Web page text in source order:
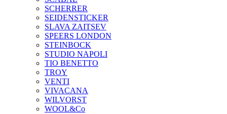
SCHERRER
SEIDENSTICKER
SLAVA ZAITSEV
SPEERS LONDON
STEINBOCK
STUDIO NAPOLI
TIO BENETTO
TROY
VENTI
VIVACANA
WILVORST
WOOL&Co